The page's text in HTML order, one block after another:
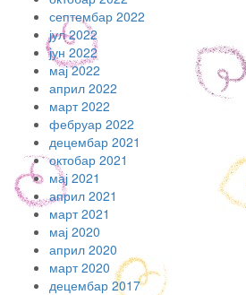
септембар 2022
јул 2022
јун 2022
мај 2022
април 2022
март 2022
фебруар 2022
децембар 2021
октобар 2021
мај 2021
април 2021
март 2021
мај 2020
април 2020
март 2020
децембар 2017